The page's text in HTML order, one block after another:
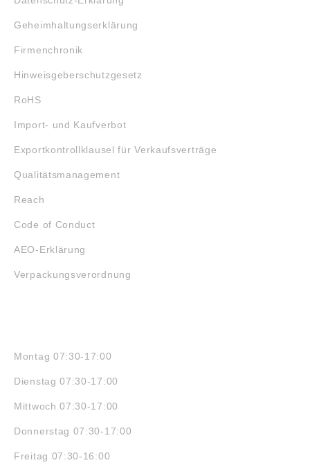
Geheimhaltungserklärung
Firmenchronik
Hinweisgeberschutzgesetz
RoHS
Import- und Kaufverbot
Exportkontrollklausel für Verkaufsverträge
Qualitätsmanagement
Reach
Code of Conduct
AEO-Erklärung
Verpackungsverordnung
Montag 07:30-17:00
Dienstag 07:30-17:00
Mittwoch 07:30-17:00
Donnerstag 07:30-17:00
Freitag 07:30-16:00